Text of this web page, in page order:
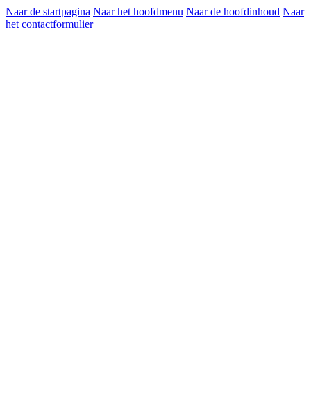
Naar de startpagina Naar het hoofdmenu Naar de hoofdinhoud Naar
het contactformulier